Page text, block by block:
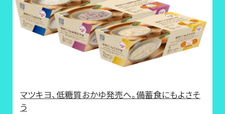
マツキヨ、低糖質おかゆ発売へ。備蓄食にもよさそ
う